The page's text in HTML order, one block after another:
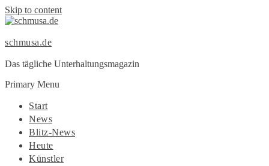
Skip to content
schmusa.de
Das tägliche Unterhaltungsmagazin
Primary Menu
Start
News
Blitz-News
Heute
Künstler